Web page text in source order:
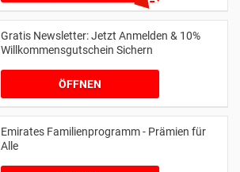
Gratis Newsletter: Jetzt Anmelden & 10%
Willkommensgutschein Sichern
ÖFFNEN
Emirates Familienprogramm - Prämien für
Alle